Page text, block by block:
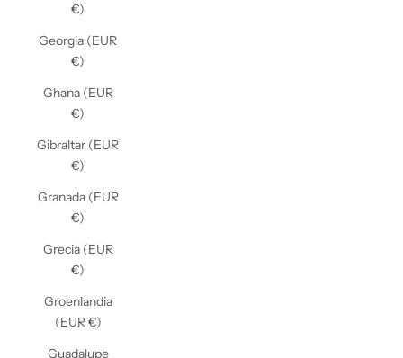
€)
Georgia (EUR
€)
Ghana (EUR
€)
Gibraltar (EUR
€)
Granada (EUR
€)
Grecia (EUR
€)
Groenlandia
(EUR €)
Guadalupe